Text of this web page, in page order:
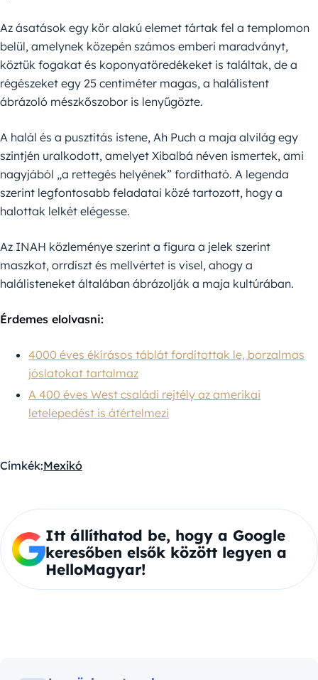
Az ásatások egy kör alakú elemet tártak fel a templomon
belül, amelynek közepén számos emberi maradványt,
köztük fogakat és koponyatöredékeket is találtak, de a
régészeket egy 25 centiméter magas, a halálistent
ábrázoló mészkőszobor is lenyűgözte.
A halál és a pusztítás istene, Ah Puch a maja alvilág egy
szintjén uralkodott, amelyet Xibalbá néven ismertek, ami
nagyjából „a rettegés helyének” fordítható. A legenda
szerint legfontosabb feladatai közé tartozott, hogy a
halottak lelkét elégesse.
Az INAH közleménye szerint a figura a jelek szerint
maszkot, orrdíszt és mellvértet is visel, ahogy a
halálisteneket általában ábrázolják a maja kultúrában.
Érdemes elolvasni:
4000 éves ékírásos táblát fordítottak le, borzalmas
jóslatokat tartalmaz
A 400 éves West családi rejtély az amerikai
letelepedést is átértelmezi
Címkék:Mexikó
Itt állíthatod be, hogy a Google
keresőben elsők között legyen a
HelloMagyar!